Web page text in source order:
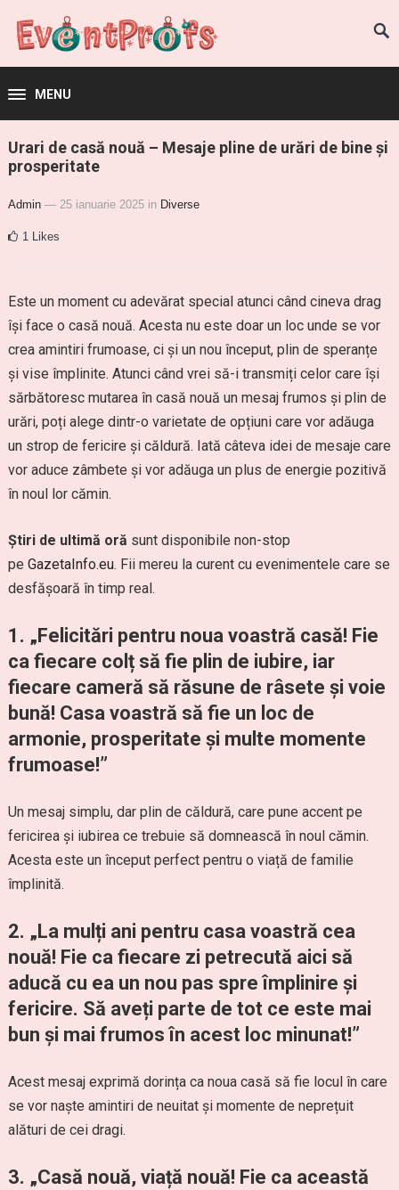
MENU
Urari de casă nouă – Mesaje pline de urări de bine și
prosperitate
Admin — 25 ianuarie 2025 in Diverse
1 Likes
Este un moment cu adevărat special atunci când cineva drag
își face o casă nouă. Acesta nu este doar un loc unde se vor
crea amintiri frumoase, ci și un nou început, plin de speranțe
și vise împlinite. Atunci când vrei să-i transmiți celor care își
sărbătoresc mutarea în casă nouă un mesaj frumos și plin de
urări, poți alege dintr-o varietate de opțiuni care vor adăuga
un strop de fericire și căldură. Iată câteva idei de mesaje care
vor aduce zâmbete și vor adăuga un plus de energie pozitivă
în noul lor cămin.
Știri de ultimă oră sunt disponibile non-stop
pe GazetaInfo.eu. Fii mereu la curent cu evenimentele care se
desfășoară în timp real.
1. „Felicitări pentru noua voastră casă! Fie
ca fiecare colț să fie plin de iubire, iar
fiecare cameră să răsune de râsete și voie
bună! Casa voastră să fie un loc de
armonie, prosperitate și multe momente
frumoase!”
Un mesaj simplu, dar plin de căldură, care pune accent pe
fericirea și iubirea ce trebuie să domnească în noul cămin.
Acesta este un început perfect pentru o viață de familie
împlinită.
2. „La mulți ani pentru casa voastră cea
nouă! Fie ca fiecare zi petrecută aici să
aducă cu ea un nou pas spre împlinire și
fericire. Să aveți parte de tot ce este mai
bun și mai frumos în acest loc minunat!”
Acest mesaj exprimă dorința ca noua casă să fie locul în care
se vor naște amintiri de neuitat și momente de neprețuit
alături de cei dragi.
3. „Casă nouă, viață nouă! Fie ca această